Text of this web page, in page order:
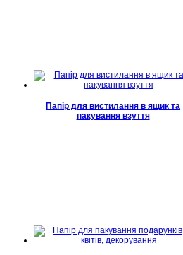
Папір для вистилання в ящик та
пакування взуття